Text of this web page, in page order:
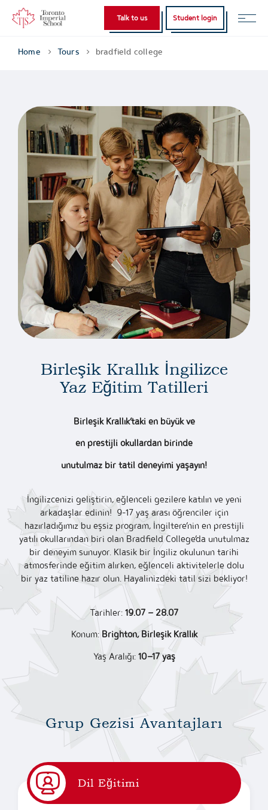
Talk to us Student login
Home Tours bradfield college
Birleşik Krallık İngilizce
Yaz Eğitim Tatilleri
Birleşik Krallık’taki en büyük ve
en prestijli okullardan birinde
unutulmaz bir tatil deneyimi yaşayın!
İngilizcenizi geliştirin, eğlenceli gezilere katılın ve yeni
arkadaşlar edinin! 9-17 yaş arası öğrenciler için
hazırladığımız bu eşsiz program, İngiltere’nin en prestijli
yatılı okullarından biri olan Bradfield College’da unutulmaz
bir deneyim sunuyor. Klasik bir İngiliz okulunun tarihi
atmosferinde eğitim alırken, eğlenceli aktivitelerle dolu
bir yaz tatiline hazır olun. Hayalinizdeki tatil sizi bekliyor!
Tarihler: 19.07 – 28.07
Konum:Brighton, Birleşik Krallık
Yaş Aralığı: 10–17 yaş
Grup Gezisi Avantajları
Dil Eğitimi